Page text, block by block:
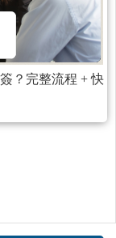
？完整流程 + 快